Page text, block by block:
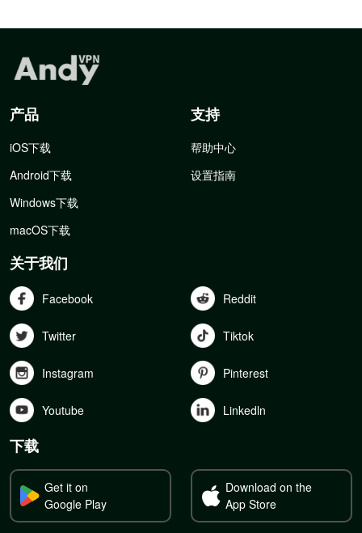
产品
iOS下载
Android下载
Windows下载
macOS下载
支持
帮助中心
设置指南
关于我们
Facebook Reddit
Twitter Tiktok
Instagram Pinterest
Youtube Linkedln
下载
Get it on
Google Play
Download on the
App Store